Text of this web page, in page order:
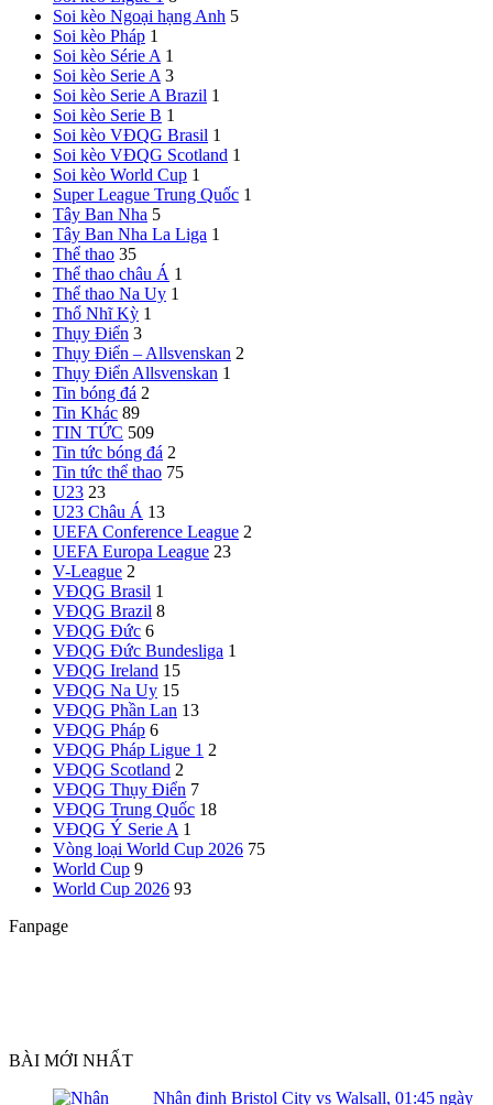
Soi kèo Ngoại hạng Anh 5
Soi kèo Pháp 1
Soi kèo Série A 1
Soi kèo Serie A 3
Soi kèo Serie A Brazil 1
Soi kèo Serie B 1
Soi kèo VĐQG Brasil 1
Soi kèo VĐQG Scotland 1
Soi kèo World Cup 1
Super League Trung Quốc 1
Tây Ban Nha 5
Tây Ban Nha La Liga 1
Thể thao 35
Thể thao châu Á 1
Thể thao Na Uy 1
Thổ Nhĩ Kỳ 1
Thụy Điển 3
Thụy Điển – Allsvenskan 2
Thụy Điển Allsvenskan 1
Tin bóng đá 2
Tin Khác 89
TIN TỨC 509
Tin tức bóng đá 2
Tin tức thể thao 75
U23 23
U23 Châu Á 13
UEFA Conference League 2
UEFA Europa League 23
V-League 2
VĐQG Brasil 1
VĐQG Brazil 8
VĐQG Đức 6
VĐQG Đức Bundesliga 1
VĐQG Ireland 15
VĐQG Na Uy 15
VĐQG Phần Lan 13
VĐQG Pháp 6
VĐQG Pháp Ligue 1 2
VĐQG Scotland 2
VĐQG Thụy Điển 7
VĐQG Trung Quốc 18
VĐQG Ý Serie A 1
Vòng loại World Cup 2026 75
World Cup 9
World Cup 2026 93
Fanpage
BÀI MỚI NHẤT
Nhận định Bristol City vs Walsall, 01:45 ngày